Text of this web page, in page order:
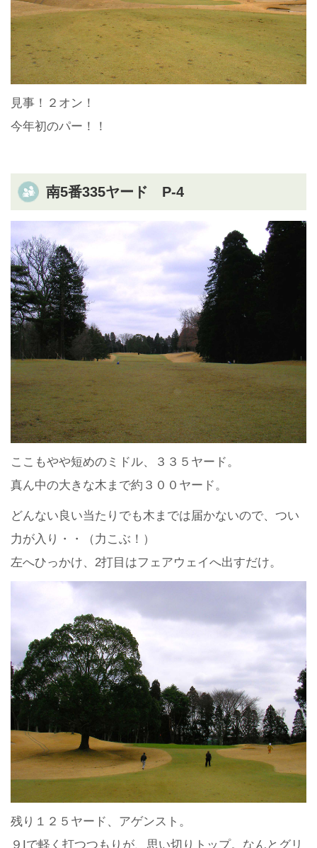
見事！２オン！
今年初のパー！！
南5番335ヤード P-4
ここもやや短めのミドル、３３５ヤード。
真ん中の大きな木まで約３００ヤード。
どんない良い当たりでも木までは届かないので、つい
力が入り・・（力こぶ！）
左へひっかけ、2打目はフェアウェイへ出すだけ。
残り１２５ヤード、アゲンスト。
９Iで軽く打つつもりが、思い切りトップ。なんとグリ